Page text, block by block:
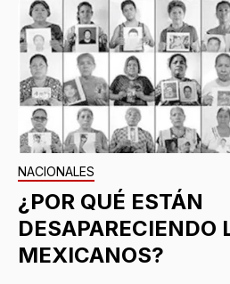
NACIONALES
¿POR QUÉ ESTÁN
DESAPARECIENDO
MEXICANOS?